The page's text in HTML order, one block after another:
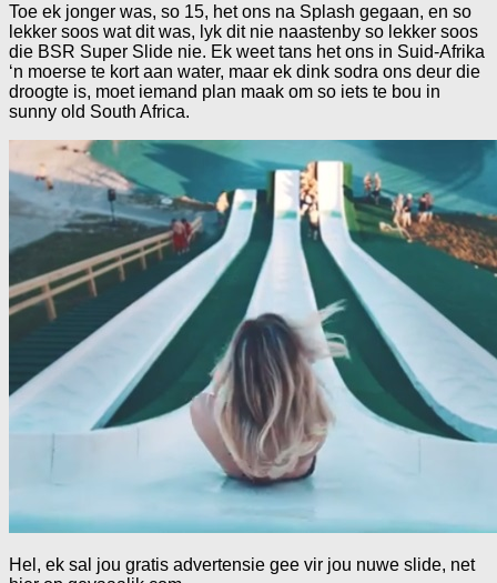
Toe ek jonger was, so 15, het ons na Splash gegaan, en so
lekker soos wat dit was, lyk dit nie naastenby so lekker soos
die BSR Super Slide nie. Ek weet tans het ons in Suid-Afrika
‘n moerse te kort aan water, maar ek dink sodra ons deur die
droogte is, moet iemand plan maak om so iets te bou in
sunny old South Africa.
Hel, ek sal jou gratis advertensie gee vir jou nuwe slide, net